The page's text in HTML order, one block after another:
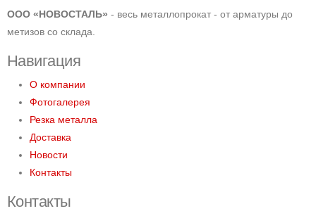
ООО «НОВОСТАЛЬ» - весь металлопрокат - от арматуры до
метизов со склада.
Навигация
О компании
Фотогалерея
Резка металла
Доставка
Новости
Контакты
Контакты